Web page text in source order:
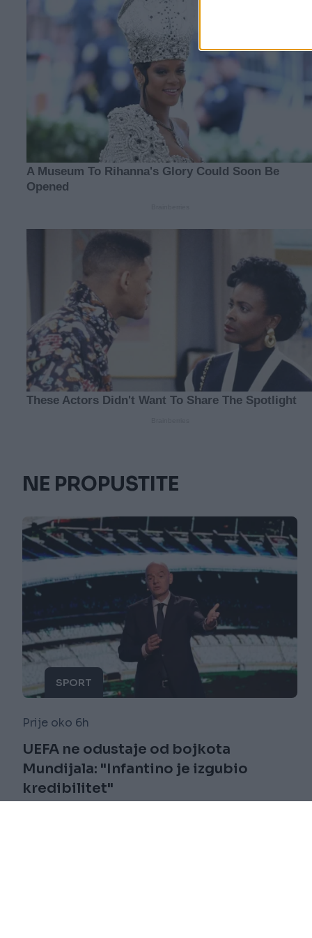
NE PROPUSTITE
SPORT
Prije oko 6h
UEFA ne odustaje od bojkota
Mundijala: "Infantino je izgubio
kredibilitet"